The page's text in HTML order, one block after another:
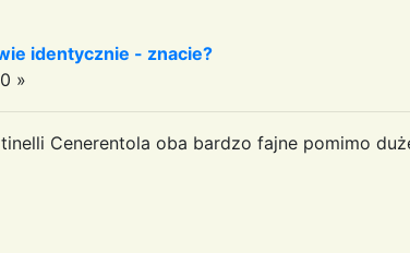
identycznie - znacie?
»
Cenerentola oba bardzo fajne pomimo